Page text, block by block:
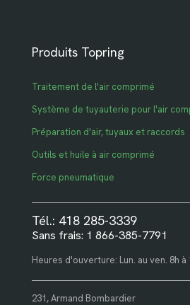
Produits Topring
Traitement de l'air comprimé
Système de tuyauterie pour l'air
Préparation d'air, tuyaux et raccords
Outils et huile à air comprimé
Force pneumatique
Tél.: 418 285-3339
Sans frais: 1 866-385-7791
Heures d'ouverture: Lun. au ven. 8h à
231, Armand Bombardier